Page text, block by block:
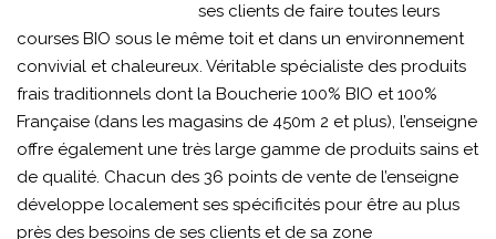
ses clients de faire toutes leurs
courses BIO sous le même toit et dans un environnement
convivial et chaleureux. Véritable spécialiste des produits
frais traditionnels dont la Boucherie 100% BIO et 100%
Française (dans les magasins de 450m 2 et plus), l’enseigne
offre également une très large gamme de produits sains et
de qualité. Chacun des 36 points de vente de l’enseigne
développe localement ses spécificités pour être au plus
près des besoins de ses clients et de sa zone